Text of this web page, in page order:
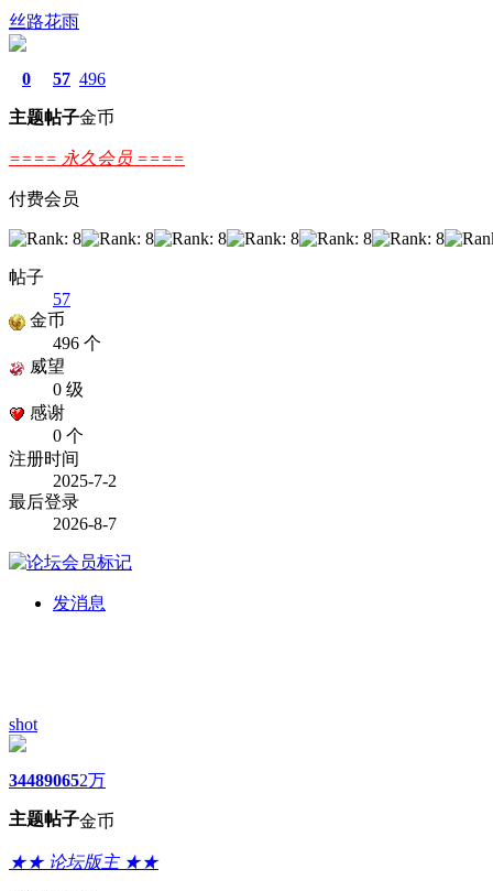
丝路花雨
0
主题
57
帖子
496
金币
==== 永久会员 ====
付费会员
帖子
57
金币
496 个
威望
0 级
感谢
0 个
注册时间
2025-7-2
最后登录
2026-8-7
发消息
shot
3448
主题
9065
帖子
2万
金币
★★ 论坛版主 ★★